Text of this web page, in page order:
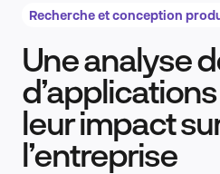
Recherche et
Tendances
Recherche et conception
Une analyse
leur impact
l’entreprise